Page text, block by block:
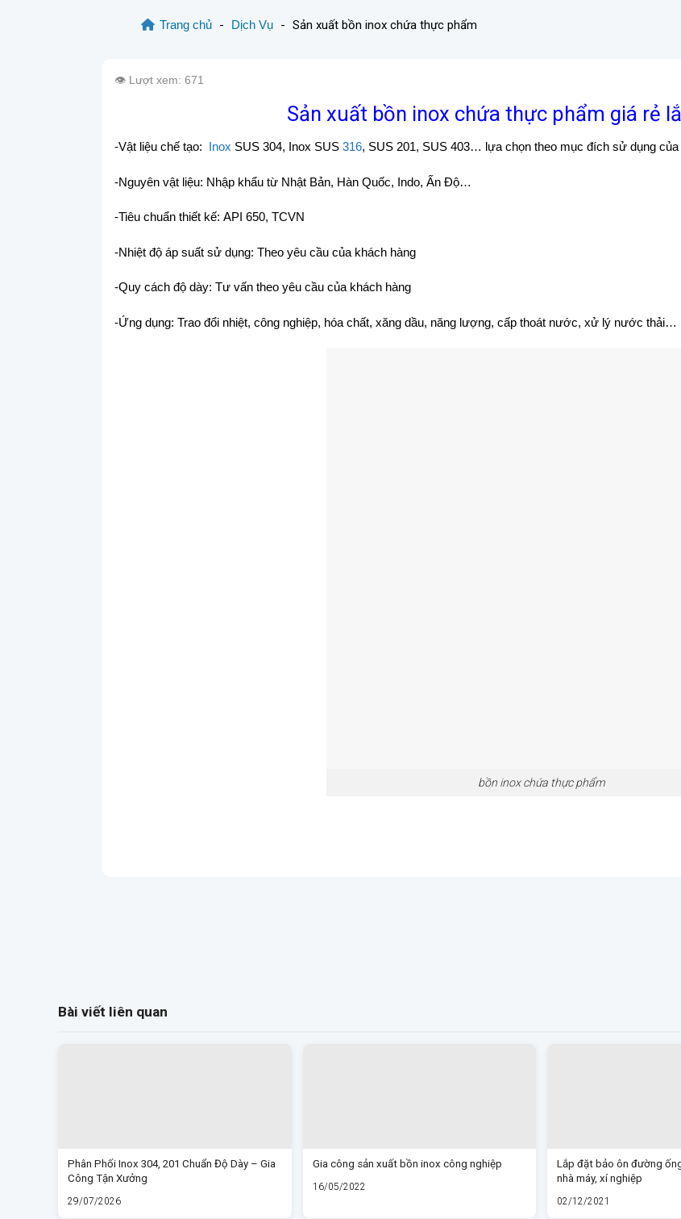
Trang chủ - Dịch Vụ - Sản xuất bồn inox chứa thực phẩm
👁️ Lượt xem: 671
Sản xuất bồn inox chứa thực phẩm giá rẻ
-Vật liệu chế tạo: Inox SUS 304, Inox SUS 316, SUS 201, SUS 403… lựa chọn theo mục đích sử dụng của
-Nguyên vật liệu: Nhập khẩu từ Nhật Bản, Hàn Quốc, Indo, Ấn Độ…
-Tiêu chuẩn thiết kế: API 650, TCVN
-Nhiệt độ áp suất sử dụng: Theo yêu cầu của khách hàng
-Quy cách độ dày: Tư vấn theo yêu cầu của khách hàng
-Ứng dụng: Trao đổi nhiệt, công nghiệp, hóa chất, xăng dầu, năng lượng, cấp thoát nước, xử lý nước thải…
bồn inox chứa thực phẩm
Bài viết liên quan
Phân Phối Inox 304, 201 Chuẩn Độ Dày – Gia
Công Tận Xưởng
29/07/2026
Gia công sản xuất bồn inox công nghiệp
16/05/2022
Lắp đặt bảo ôn đường
nhà máy, xí nghiệp
02/12/2021